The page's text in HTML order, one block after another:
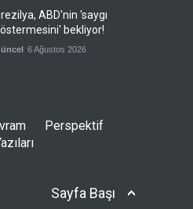
ABD'nin 'saygı
bekliyor!
6 Ağustos 2026
Japonya, nükleer silah
teyid etmedi
Perspektif
Sayfa Başı